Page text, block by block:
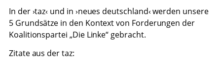
In der ›taz‹ und in ›neues deutschland‹ werden unsere
5 Grundsätze in den Kontext von Forderungen der
Koalitionspartei „Die Linke“ gebracht.
Zitate aus der taz: